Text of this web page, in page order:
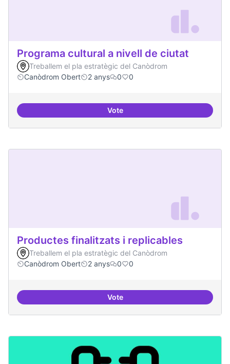
Programa cultural a nivell de ciutat
Treballem el pla estratègic del Canòdrom
Canòdrom Obert
2 anys 0 0
VotePrograma cultural a nivell de
Productes finalitzats i replicables
Treballem el pla estratègic del Canòdrom
Canòdrom Obert
2 anys 0 0
VoteProductes finalitzats i